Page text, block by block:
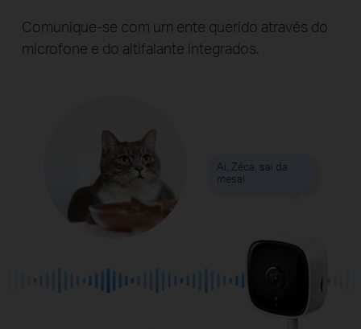
Comunique-se com um ente querido através do
microfone e do altifalante integrados.
Ai, Zéca, sai da
mesa!